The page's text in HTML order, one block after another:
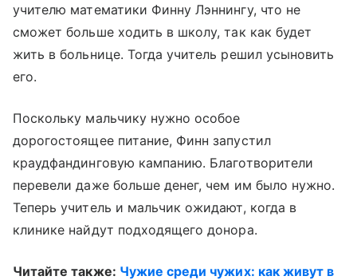
учителю математики Финну Лэннингу, что не
сможет больше ходить в школу, так как будет
жить в больнице. Тогда учитель решил усыновить
его.
Поскольку мальчику нужно особое
дорогостоящее питание, Финн запустил
краудфандинговую кампанию. Благотворители
перевели даже больше денег, чем им было нужно.
Теперь учитель и мальчик ожидают, когда в
клинике найдут подходящего донора.
Читайте также: Чужие среди чужих: как живут в